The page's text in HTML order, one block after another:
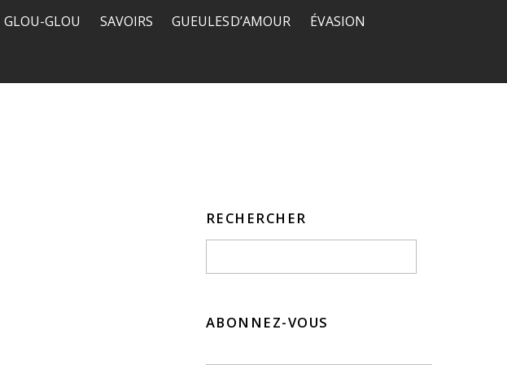
GLOU-GLOU SAVOIRS GUEULES D’AMOUR ÉVASION
RECHERCHER
ABONNEZ-VOUS